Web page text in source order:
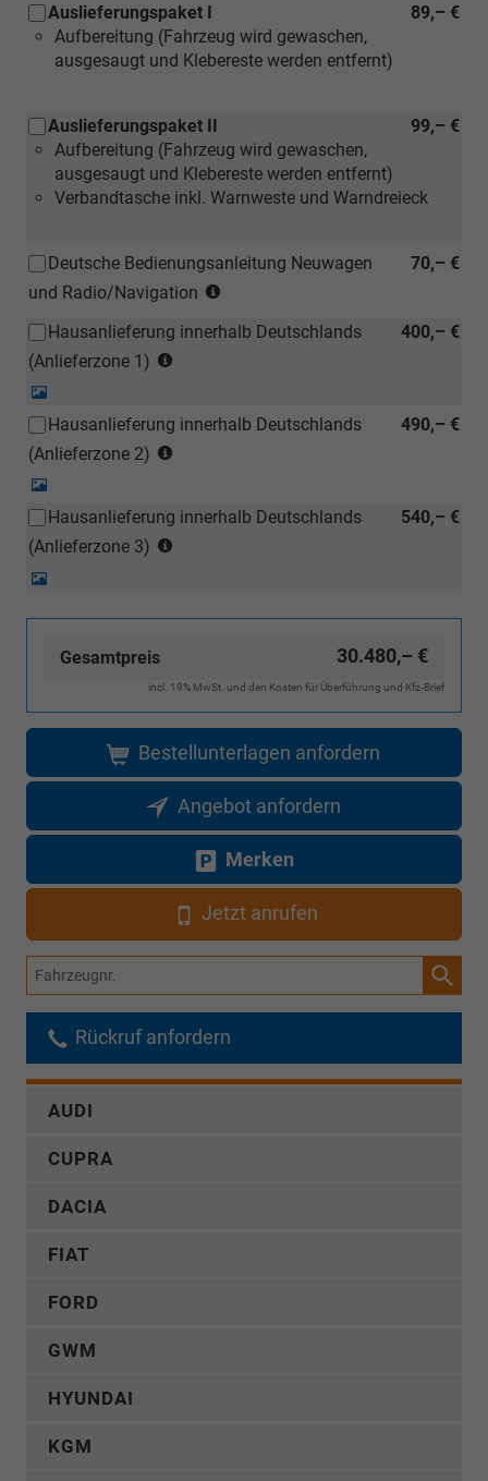
Neuwagen)
89,– €
Auslieferungspaket I
Aufbereitung (Fahrzeug wird gewaschen,
ausgesaugt und Klebereste werden entfernt)
99,– €
Auslieferungspaket II
Aufbereitung (Fahrzeug wird gewaschen,
ausgesaugt und Klebereste werden entfernt)
Verbandtasche inkl. Warnweste und Warndreieck
70,– €
Deutsche Bedienungsanleitung Neuwagen
und Radio/Navigation
auch
Händler
400,– €
Hausanlieferung innerhalb Deutschlands
(Anlieferzone 1)
(ausgenommen
490,– €
Hausanlieferung innerhalb Deutschlands
(Anlieferzone 2)
(ausgenommen
540,– €
Hausanlieferung innerhalb Deutschlands
(Anlieferzone 3)
(ausgenommen
Gesamtpreis 30.480,– €
incl. 19% MwSt. und den Kosten für Überführung und Kfz-Brief
Bestellunterlagen anfordern
Angebot anfordern
Merken
Jetzt anrufen
Fahrzeugnr.
Rückruf anfordern
AUDI
CUPRA
DACIA
FIAT
FORD
GWM
HYUNDAI
KGM